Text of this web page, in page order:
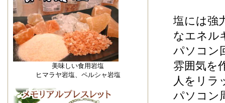
美味しい食用岩塩
ヒマラヤ岩塩、ペルシャ岩塩
塩には強
なエネル
パソコン
雰囲気を
人をリラ
パソコン